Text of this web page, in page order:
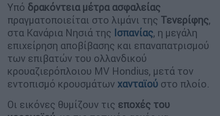
Υπό δρακόντεια μέτρα ασφαλείας
πραγματοποιείται στο λιμάνι της Τενερίφης,
στα Κανάρια Νησιά της Ισπανίας, η μεγάλη
επιχείρηση αποβίβασης και επαναπατρισμού
των επιβατών του ολλανδικού
κρουαζιερόπλοιου MV Hondius, μετά τον
εντοπισμό κρουσμάτων χανταϊού στο πλοίο.
Οι εικόνες θυμίζουν τις εποχές του